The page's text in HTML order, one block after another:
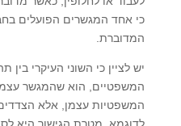
כי אחד המגשרים הפועלים
המדוברת.
יש לציין כי השוני העיקרי בין
המשפטיים, הוא שהמגשר
המשפטיות עצמן, אלא הצדדים
לדוגמא, מטרת הגישור היא